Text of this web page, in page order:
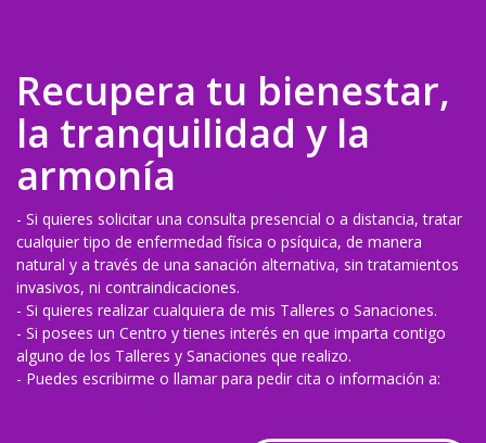
Recupera tu bienestar,
la tranquilidad y la
armonía
- Si quieres solicitar una consulta presencial o a distancia, tratar
cualquier tipo de enfermedad física o psíquica, de manera
natural y a través de una sanación alternativa, sin tratamientos
invasivos, ni contraindicaciones.
- Si quieres realizar cualquiera de mis Talleres o Sanaciones.
- Si posees un Centro y tienes interés en que imparta contigo
alguno de los Talleres y Sanaciones que realizo.
- Puedes escribirme o llamar para pedir cita o información a: